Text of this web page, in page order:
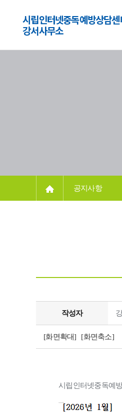
시립인터넷중독예방상담
강서사무소
공지사항
작성자
[화면확대] [화면축소]
시립인터넷중독예